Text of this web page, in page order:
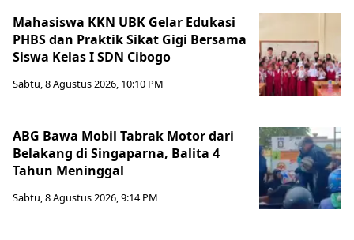
Mahasiswa KKN UBK Gelar Edukasi
PHBS dan Praktik Sikat Gigi Bersama
Siswa Kelas I SDN Cibogo
Sabtu, 8 Agustus 2026, 10:10 PM
ABG Bawa Mobil Tabrak Motor dari
Belakang di Singaparna, Balita 4
Tahun Meninggal
Sabtu, 8 Agustus 2026, 9:14 PM